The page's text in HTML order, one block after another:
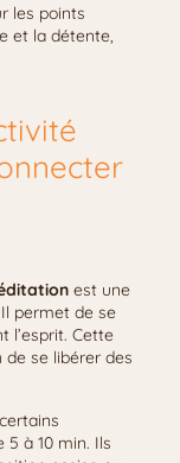
les points
et la détente,
est une
permet de se
l’esprit. Cette
de se libérer des
à 10 min. Ils